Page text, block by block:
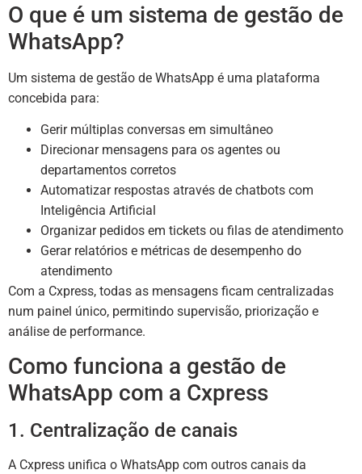
O que é um sistema de gestão de
WhatsApp?
Um sistema de gestão de WhatsApp é uma plataforma
concebida para:
Gerir múltiplas conversas em simultâneo
Direcionar mensagens para os agentes ou
departamentos corretos
Automatizar respostas através de chatbots com
Inteligência Artificial
Organizar pedidos em tickets ou filas de atendimento
Gerar relatórios e métricas de desempenho do
atendimento
Com a Cxpress, todas as mensagens ficam centralizadas
num painel único, permitindo supervisão, priorização e
análise de performance.
Como funciona a gestão de
WhatsApp com a Cxpress
1. Centralização de canais
A Cxpress unifica o WhatsApp com outros canais da